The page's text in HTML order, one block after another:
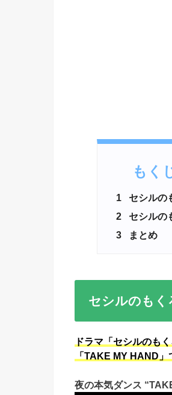
もく
1
セシルの
2
セシルの
3
まとめ
セシルのもく
ドラマ「セシルのも
「TAKE MY HAND」
夜の本気ダンス